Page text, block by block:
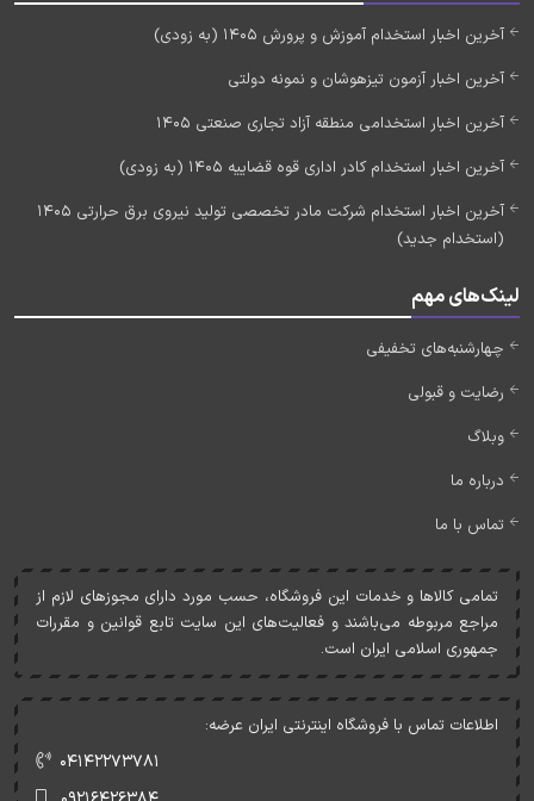
آخرین اخبار استخدام آموزش و پرورش 1405 (به زودی)
آخرین اخبار آزمون تیزهوشان و نمونه دولتی
آخرین اخبار استخدامی منطقه آزاد تجاری صنعتی 1405
آخرین اخبار استخدام کادر اداری قوه قضاییه 1405 (به زودی)
آخرین اخبار استخدام شرکت مادر تخصصی تولید نیروی برق حرارتی 1405
(استخدام جدید)
لینک‌های مهم
چهارشنبه‌های تخفیفی
رضایت و قبولی
وبلاگ
درباره ما
تماس با ما
تمامی کالاها و خدمات اين فروشگاه، حسب مورد دارای مجوزهای لازم از
مراجع مربوطه می‌باشند و فعاليت‌های اين سايت تابع قوانين و مقررات
جمهوری اسلامی ايران است.
اطلاعات تماس با فروشگاه اینترنتی ایران عرضه:
۰۴۱۴۲۲۷۳۷۸۱